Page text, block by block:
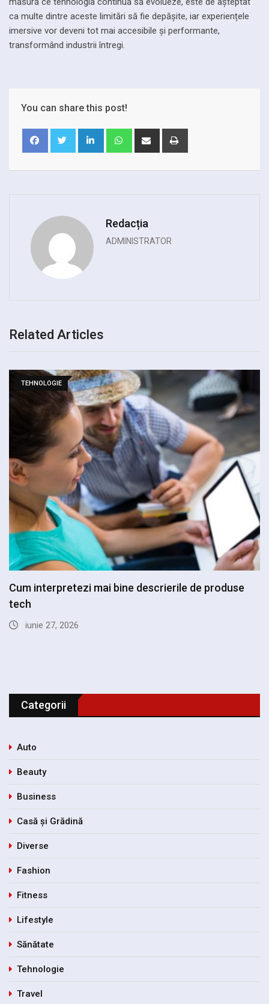
ca multe dintre aceste limitări să fie depășite, iar experiențele
imersive vor deveni tot mai accesibile și performante,
transformând industrii întregi.
You can share this post!
LinkedIn WhatsappShare
Redacția
ADMINISTRATOR
Related Articles
TEHNOLOGIE
Cum interpretezi mai bine descrierile de produse
tech
iunie 27, 2026
Categorii
Auto
Beauty
Business
Casă și Grădină
Diverse
Fashion
Fitness
Lifestyle
Sănătate
Tehnologie
Travel